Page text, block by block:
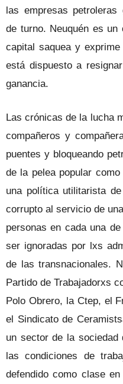
las empresas
de turno. Neuquén es un
capital saquea y
está dispuesto a
ganancia.
Las crónicas de la lucha
compañeros y
puentes y bloqueando
de la pelea popular
una política utilitarista
corrupto al servicio de
personas en cada una
ser ignoradas por lxs
de las transnacionales.
Partido de Trabajadorxs
Polo Obrero, la Ctep, el
el Sindicato de
un sector de la sociedad
las condiciones de
defendido como clase